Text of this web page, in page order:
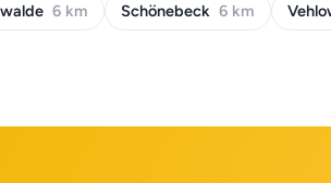
6 km Schönebeck 6 km